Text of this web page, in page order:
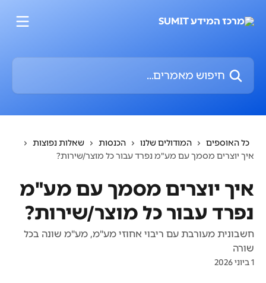
חיפוש מאמרים...
כל האוספים המודולים שלנו הכנסות
שאלות נפוצות
איך יוצרים מסמך עם מע"מ נפרד עבור כל מוצר/שירות?
איך יוצרים מסמך עם מע"מ
נפרד עבור כל מוצר/שירות?
חשבונית מעורבת עם ריבוי אחוזי מע"מ, מע"מ שונה בכל
שורה
1 ביוני 2026